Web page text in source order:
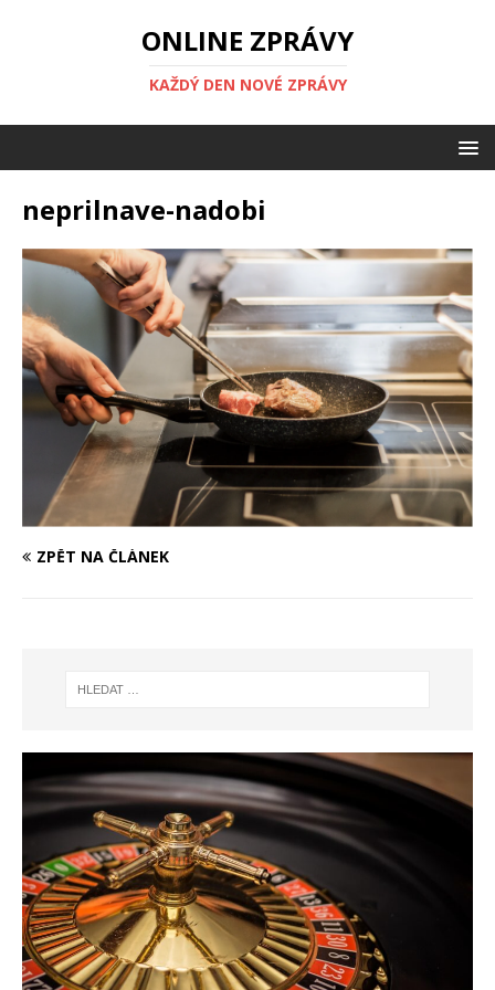
ONLINE ZPRÁVY
KAŽDÝ DEN NOVÉ ZPRÁVY
neprilnave-nadobi
ZPĚT NA ČLÁNEK